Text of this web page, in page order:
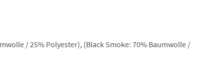
/ 25% Polyester), (Black Smoke: 70% Baumwolle /